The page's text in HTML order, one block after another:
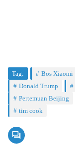
Tag: Bos Xiaomi
Donald Trump
Pertemuan Beijing
tim cook